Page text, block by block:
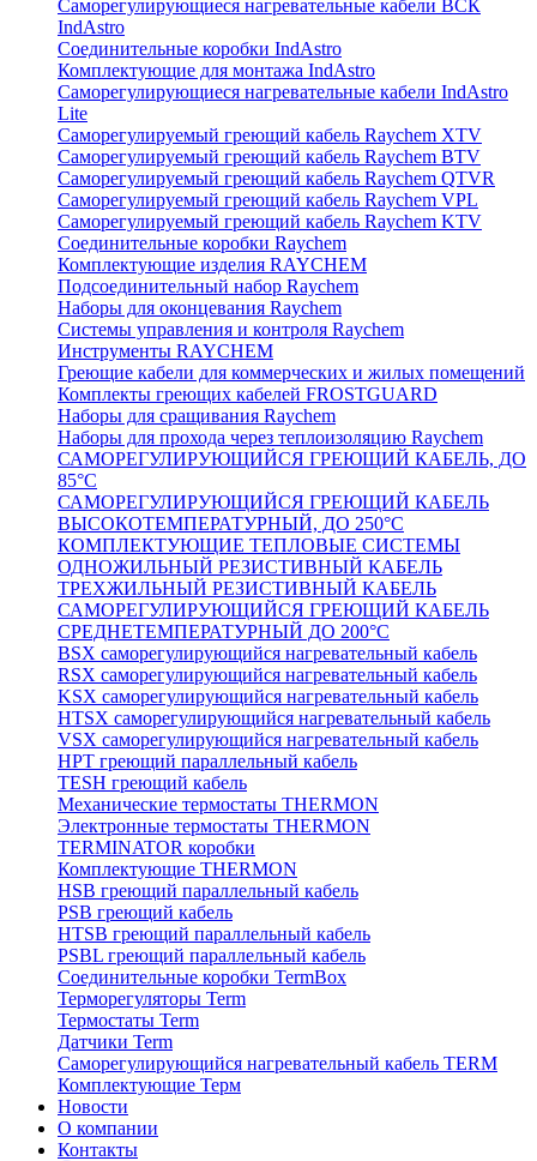
Саморегулирующиеся нагревательные кабели ВСК
IndAstro
Соединительные коробки IndAstro
Комплектующие для монтажа IndAstro
Саморегулирующиеся нагревательные кабели IndAstro
Lite
Саморегулируемый греющий кабель Raychem XTV
Саморегулируемый греющий кабель Raychem BTV
Саморегулируемый греющий кабель Raychem QTVR
Саморегулируемый греющий кабель Raychem VPL
Саморегулируемый греющий кабель Raychem KTV
Соединительные коробки Raychem
Комплектующие изделия RAYCHEM
Подсоединительный набор Raychem
Наборы для оконцевания Raychem
Системы управления и контроля Raychem
Инструменты RAYCHEM
Греющие кабели для коммерческих и жилых помещений
Комплекты греющих кабелей FROSTGUARD
Наборы для сращивания Raychem
Наборы для прохода через теплоизоляцию Raychem
САМОРЕГУЛИРУЮЩИЙСЯ ГРЕЮЩИЙ КАБЕЛЬ, ДО
85°С
САМОРЕГУЛИРУЮЩИЙСЯ ГРЕЮЩИЙ КАБЕЛЬ
ВЫСОКОТЕМПЕРАТУРНЫЙ, ДО 250°С
КОМПЛЕКТУЮЩИЕ ТЕПЛОВЫЕ СИСТЕМЫ
ОДНОЖИЛЬНЫЙ РЕЗИСТИВНЫЙ КАБЕЛЬ
ТРЕХЖИЛЬНЫЙ РЕЗИСТИВНЫЙ КАБЕЛЬ
САМОРЕГУЛИРУЮЩИЙСЯ ГРЕЮЩИЙ КАБЕЛЬ
СРЕДНЕТЕМПЕРАТУРНЫЙ ДО 200°С
BSX саморегулирующийся нагревательный кабель
RSX саморегулирующийся нагревательный кабель
KSX саморегулирующийся нагревательный кабель
HTSX саморегулирующийся нагревательный кабель
VSX саморегулирующийся нагревательный кабель
НРТ греющий параллельный кабель
TESH греющий кабель
Механические термостаты THERMON
Электронные термостаты THERMON
TERMINATOR коробки
Комплектующие THERMON
HSB греющий параллельный кабель
PSB греющий кабель
HTSB греющий параллельный кабель
PSBL греющий параллельный кабель
Соединительные коробки TermBox
Терморегуляторы Term
Термостаты Term
Датчики Term
Саморегулирующийся нагревательный кабель TERM
Комплектующие Терм
Новости
О компании
Контакты